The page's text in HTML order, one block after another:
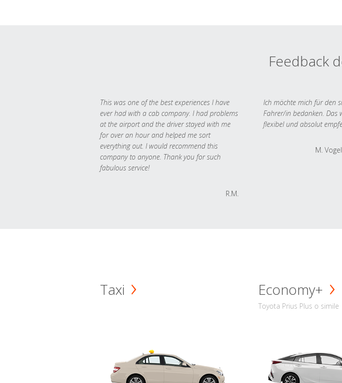
Feedback
This was one of the best experiences I have
ever had with a cab company. I had problems
at the airport and the driver stayed with me
for over an hour and helped me sort
everything out. I would recommend this
company to anyone. Thank you for such
fabulous service!
R.M.
Ich möchte mich für den
Fahrer/in bedanken. Das
flexibel und absolut
M.
Taxi Economy+
Toyota Prius Plus o simile